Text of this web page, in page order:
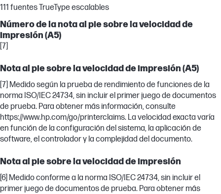
111 fuentes TrueType escalables
Número de la nota al pie sobre la velocidad de
impresión (A5)
[7]
Nota al pie sobre la velocidad de impresión (A5)
[7] Medido según la prueba de rendimiento de funciones de la
norma ISO/IEC 24734, sin incluir el primer juego de documentos
de prueba. Para obtener más información, consulte
https://www.hp.com/go/printerclaims. La velocidad exacta varía
en función de la configuración del sistema, la aplicación de
software, el controlador y la complejidad del documento.
Nota al pie sobre la velocidad de impresión
[6] Medido conforme a la norma ISO/IEC 24734, sin incluir el
primer juego de documentos de prueba. Para obtener más